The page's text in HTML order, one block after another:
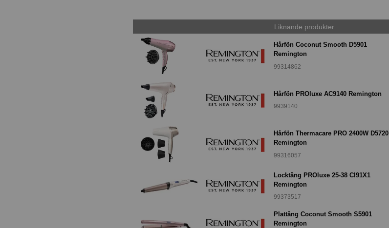
Liknande produkter
Hårfön Coconut Smooth D5901
Remington
99314862
Hårfön PROluxe AC9140 Remington
9939140
Hårfön Thermacare PRO 2400W D5720
Remington
99316057
Locktång PROluxe 25-38 CI91X1
Remington
99373517
Plattång Coconut Smooth S5901
Remington